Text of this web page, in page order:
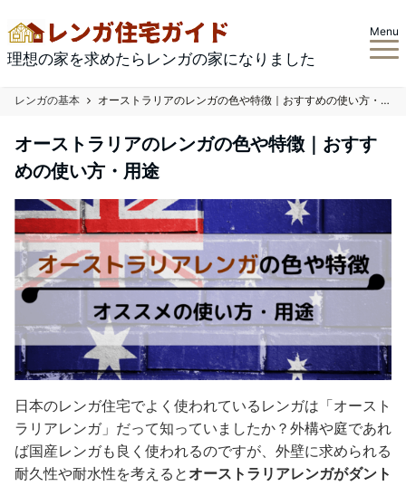
理想の家を求めたらレンガの家になりました
Menu
レンガの基本 オーストラリアのレンガの色や特徴｜おすすめの使い方・用途
オーストラリアのレンガの色や特徴｜おすす
めの使い方・用途
日本のレンガ住宅でよく使われているレンガは「オースト
ラリアレンガ」だって知っていましたか？外構や庭であれ
ば国産レンガも良く使われるのですが、外壁に求められる
耐久性や耐水性を考えると オーストラリアレンガがダント